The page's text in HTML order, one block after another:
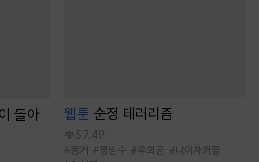
돌아
웹툰 순정 테러리즘
57.4만
#동거 #평범수 #후회공 #나이차커플